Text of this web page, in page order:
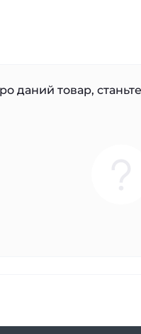
даний товар,